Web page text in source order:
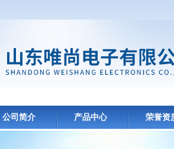
公司简介 产品中心 荣誉资